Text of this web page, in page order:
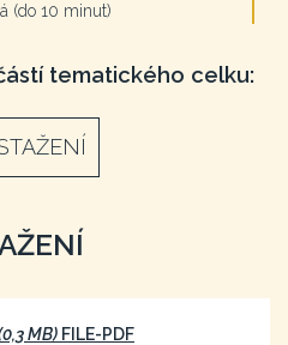
(do 10 minut)
tematického celku:
MB) FILE-PDF